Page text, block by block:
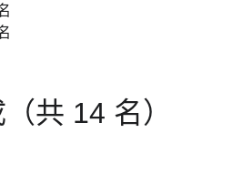
共 14 名）